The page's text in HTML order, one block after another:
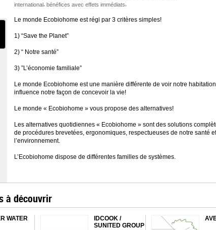
international, bénéfices avec effets immédiats
Le monde Ecobiohome est régi par 3 critères simples!
1) “Save the Planet”
2) “ Notre santé”
3) ”L’économie familiale”
Le monde Ecobiohome est une manière différente de voir notre
influence notre façon de concevoir la vie!
Le monde « Ecobiohome » vous propose des alternatives!
Les alternatives quotidiennes « Ecobiohome » sont des solutions
de procédures brevetées, ergonomiques, respectueuses de notre santé
l’environnement.
L’Ecobiohome dispose de différentes familles de systèmes.
à découvrir
WATER
IDCOOK /
SUNITED GROUP